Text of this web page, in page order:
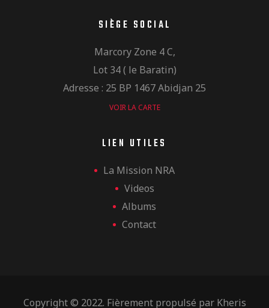
SIÈGE SOCIAL
Marcory Zone 4 C,
Lot 34 ( le Baratin)
Adresse : 25 BP 1467 Abidjan 25
VOIR LA CARTE
LIEN UTILES
La Mission NRA
Videos
Albums
Contact
Copyright © 2022. Fièrement propulsé par Kheris